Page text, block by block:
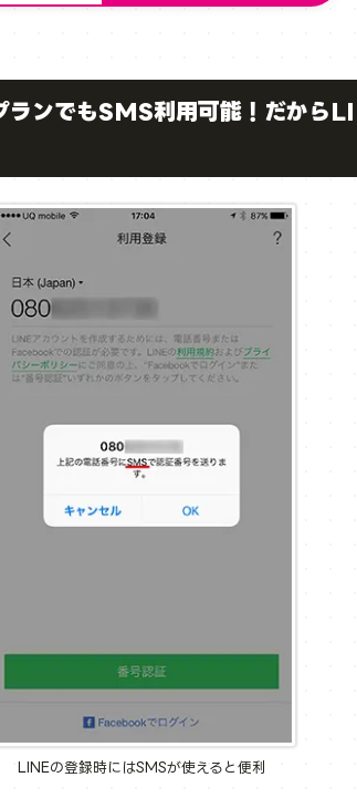
ランでもSMS利用可能！だから
LINEの登録時にはSMSが使えると便利